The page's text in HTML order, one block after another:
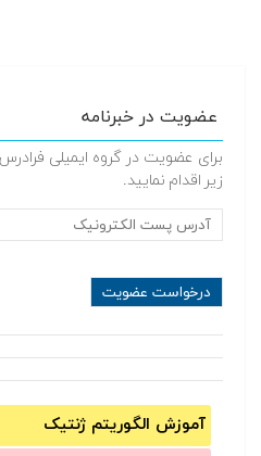
عضویت در خبرنامه
برای عضویت در گروه ایمیلی
زیر اقدام نمایید.
آموزش الگوریتم ژنتیک